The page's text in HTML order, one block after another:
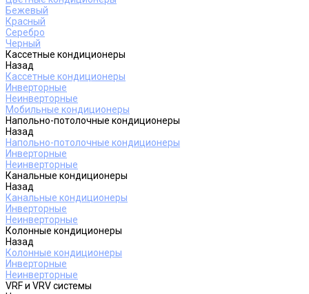
Бежевый
Красный
Серебро
Черный
Кассетные кондиционеры
Назад
Кассетные кондиционеры
Инверторные
Неинверторные
Мобильные кондиционеры
Напольно-потолочные кондиционеры
Назад
Напольно-потолочные кондиционеры
Инверторные
Неинверторные
Канальные кондиционеры
Назад
Канальные кондиционеры
Инверторные
Неинверторные
Колонные кондиционеры
Назад
Колонные кондиционеры
Инверторные
Неинверторные
VRF и VRV системы